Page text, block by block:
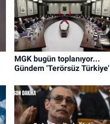
MGK bugün toplanıyor...
Gündem 'Terörsüz Türkiye'